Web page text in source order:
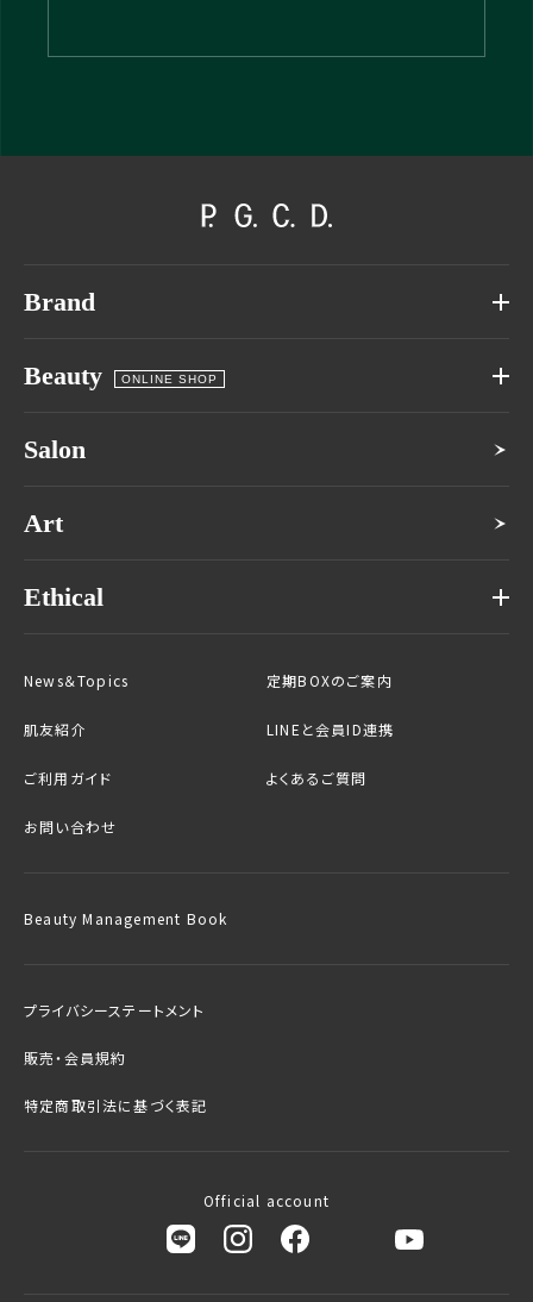
Brand
Beauty ONLINE SHOP
Salon
Art
Ethical
News＆Topics 定期BOXのご案内
肌友紹介 LINEと会員ID連携
ご利用ガイド よくあるご質問
お問い合わせ
Beauty Management Book
プライバシーステートメント
販売・会員規約
特定商取引法に基づく表記
Official account